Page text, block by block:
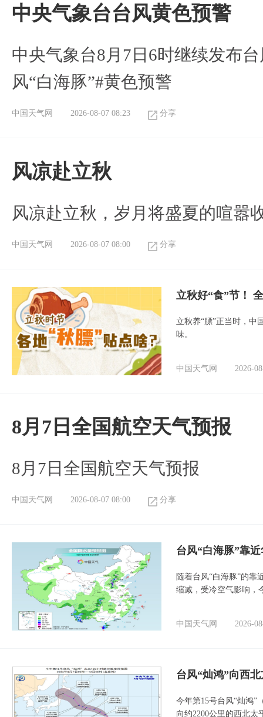
​中央气象台台风黄色预警
中央气象台8月7日6时继续发布
风“白海豚”#黄色预警
中国天气网 2026-08-07 08:23 分享
风凉赴立秋
风凉赴立秋，岁月将盛夏的喧嚣
中国天气网 2026-08-07 08:00 分享
立秋好“食”节！
立秋养“膘”正当时，中
味。
中国天气网 2026-
8月7日全国航空天气预报
8月7日全国航空天气预报
中国天气网 2026-08-07 08:00 分享
台风“白海豚”靠
随着台风“白海豚”的靠
缩减，受冷空气影响，
中国天气网 2026-
台风“灿鸿”向西
今年第15号台风“灿鸿”
向约2200公里的西北太